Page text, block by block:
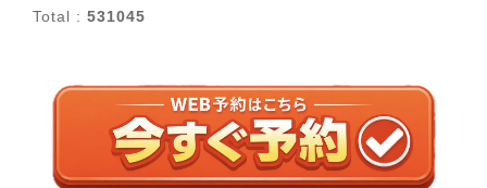
Total : 531045